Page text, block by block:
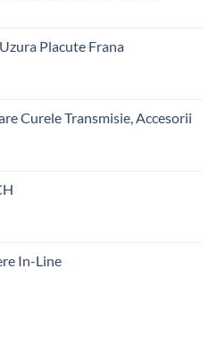
Placute Frana
Curele Transmisie, Accesorii
In-Line